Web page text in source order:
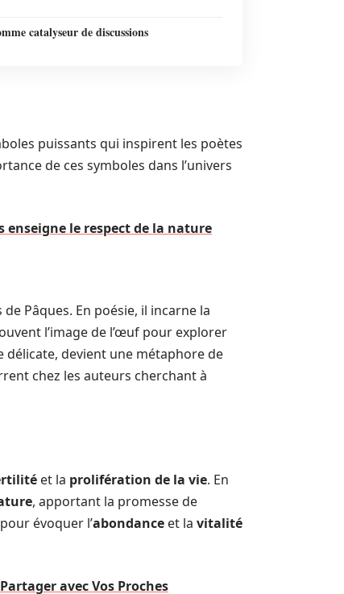
catalyseur de discussions
puissants qui inspirent les poètes
de ces symboles dans l’univers
enseigne le respect de la nature
Pâques. En poésie, il incarne la
l’image de l’œuf pour explorer
délicate, devient une métaphore de
chez les auteurs cherchant à
et la prolifération de la vie. En
, apportant la promesse de
évoquer l’abondance et la vitalité
avec Vos Proches